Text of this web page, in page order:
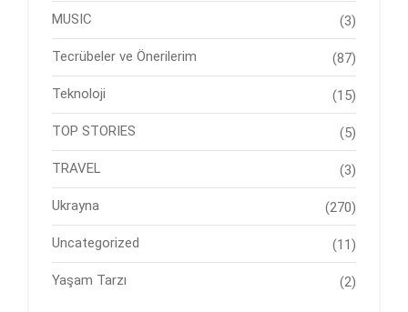
MUSIC (3)
Tecrübeler ve Önerilerim (87)
Teknoloji (15)
TOP STORIES (5)
TRAVEL (3)
Ukrayna (270)
Uncategorized (11)
Yaşam Tarzı (2)